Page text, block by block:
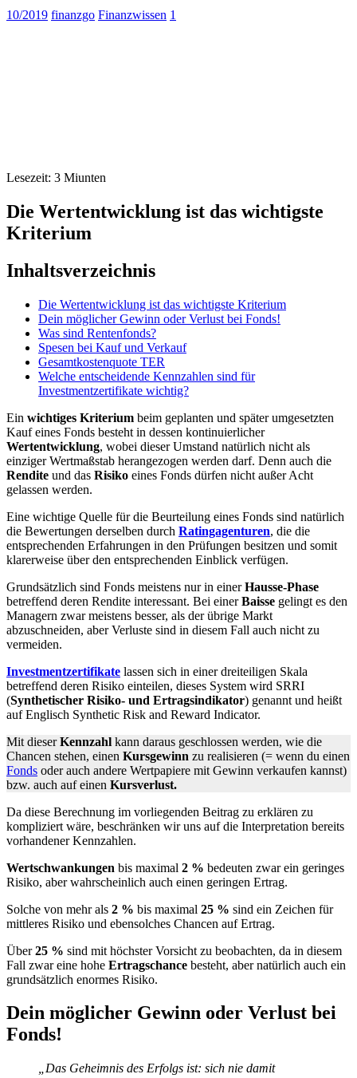
10/2019 finanzgo Finanzwissen 1
Lesezeit: 3 Miunten
Die Wertentwicklung ist das wichtigste
Kriterium
Inhaltsverzeichnis
Die Wertentwicklung ist das wichtigste Kriterium
Dein möglicher Gewinn oder Verlust bei Fonds!
Was sind Rentenfonds?
Spesen bei Kauf und Verkauf
Gesamtkostenquote TER
Welche entscheidende Kennzahlen sind für
Investmentzertifikate wichtig?
Ein wichtiges Kriterium beim geplanten und später umgesetzten
Kauf eines Fonds besteht in dessen kontinuierlicher
Wertentwicklung, wobei dieser Umstand natürlich nicht als
einziger Wertmaßstab herangezogen werden darf. Denn auch die
Rendite und das Risiko eines Fonds dürfen nicht außer Acht
gelassen werden.
Eine wichtige Quelle für die Beurteilung eines Fonds sind natürlich
die Bewertungen derselben durch Ratingagenturen, die die
entsprechenden Erfahrungen in den Prüfungen besitzen und somit
klarerweise über den entsprechenden Einblick verfügen.
Grundsätzlich sind Fonds meistens nur in einerHausse-Phase
betreffend deren Rendite interessant. Bei einerBaisse gelingt es den
Managern zwar meistens besser, als der übrige Markt
abzuschneiden, aber Verluste sind in diesem Fall auch nicht zu
vermeiden.
Investmentzertifikate lassen sich in einer dreiteiligen Skala
betreffend deren Risiko einteilen, dieses System wird SRRI
(Synthetischer Risiko- und Ertragsindikator) genannt und heißt
auf Englisch Synthetic Risk and Reward Indicator.
Mit dieserKennzahl kann daraus geschlossen werden, wie die
Chancen stehen, einen Kursgewinn zu realisieren (= wenn du einen
Fonds oder auch andere Wertpapiere mit Gewinn verkaufen kannst)
bzw. auch auf einen Kursverlust.
Da diese Berechnung im vorliegenden Beitrag zu erklären zu
kompliziert wäre, beschränken wir uns auf die Interpretation bereits
vorhandener Kennzahlen.
Wertschwankungen bis maximal 2 % bedeuten zwar ein geringes
Risiko, aber wahrscheinlich auch einen geringen Ertrag.
Solche von mehr als 2 % bis maximal 25 % sind ein Zeichen für
mittleres Risiko und ebensolches Chancen auf Ertrag.
Über25 % sind mit höchster Vorsicht zu beobachten, da in diesem
Fall zwar eine hohe Ertragschance besteht, aber natürlich auch ein
grundsätzlich enormes Risiko.
Dein möglicher Gewinn oder Verlust bei
Fonds!
„Das Geheimnis des Erfolgs ist: sich nie damit